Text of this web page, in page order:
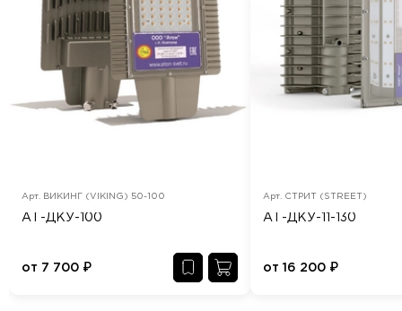
Арт. ВИКИНГ (VIKING) 50-100
АТ-ДКУ-100
от 7 700 ₽
Арт. СТРИТ (STREET)
АТ-ДКУ-11-130
от 16 200 ₽